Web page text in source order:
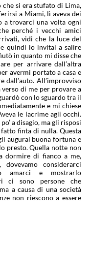
si era stufato di Lima,
a Miami, lì aveva dei
a trovarci una volta ogni
perché i vecchi amici
vidi che la luce del
e quindi lo invitai a salire
in quanto mi disse che
per arrivare dall’altra
avermi portato a casa e
dall’auto. All’improvviso
di me per provare a
con lo sguardo tra il
e mi chiese
le lacrime agli occhi.
a disagio, ma gli risposi
finta di nulla. Questa
augurai buona fortuna e
presto. Quella notte non
dormire di fianco a me,
considerarci
amarci e mostrarlo
ci sono persone che
a causa di una società
non riescono a essere